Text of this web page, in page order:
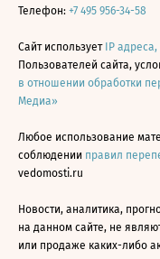
Телефон: +7 495 956-34-58
Сайт использует IP
Пользователей сайта,
в отношении обработки
Медиа»
Любое использование
соблюдении правил
vedomosti.ru
Новости, аналитика,
на данном сайте, не
или продаже каких-либо